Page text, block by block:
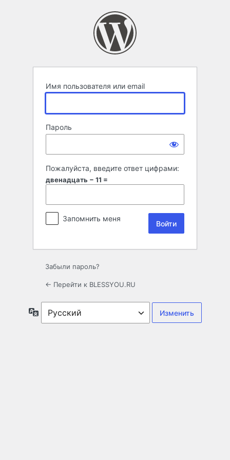
Имя пользователя или email
Пароль
Пожалуйста, введите ответ цифрами:
двенадцать − 11 =
Запомнить меня
Забыли пароль?
← Перейти к BLESSYOU.RU
Язык